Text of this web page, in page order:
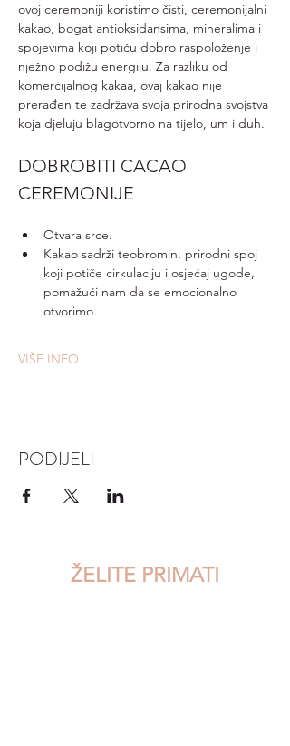
ovoj ceremoniji koristimo čisti, ceremonijalni
kakao, bogat antioksidansima, mineralima i
spojevima koji potiču dobro raspoloženje i
nježno podižu energiju. Za razliku od
komercijalnog kakaa, ovaj kakao nije
prerađen te zadržava svoja prirodna svojstva
koja djeluju blagotvorno na tijelo, um i duh.
DOBROBITI CACAO
CEREMONIJE
Otvara srce.
Kakao sadrži teobromin, prirodni spoj
koji potiče cirkulaciju i osjećaj ugode,
pomažući nam da se emocionalno
otvorimo.
VIŠE INFO
PODIJELI
ŽELITE PRIMATI